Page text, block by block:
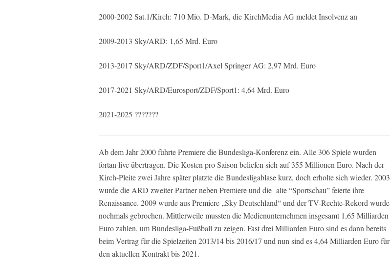
2000-2002 Sat.1/Kirch: 710 Mio. D-Mark, die KirchMedia AG meldet Insolvenz an
2009-2013 Sky/ARD: 1,65 Mrd. Euro
2013-2017 Sky/ARD/ZDF/Sport1/Axel Springer AG: 2,97 Mrd. Euro
2017-2021 Sky/ARD/Eurosport/ZDF/Sport1: 4,64 Mrd. Euro
2021-2025 ???????
Ab dem Jahr 2000 führte Premiere die Bundesliga-Konferenz ein. Alle 306 Spiele wurden
fortan live übertragen. Die Kosten pro Saison beliefen sich auf 355 Millionen Euro. Nach der
Kirch-Pleite zwei Jahre später platzte die Bundesligablase kurz, doch erholte sich wieder. 2003
wurde die ARD zweiter Partner neben Premiere und die alte “Sportschau” feierte ihre
Renaissance. 2009 wurde aus Premiere „Sky Deutschland“ und der TV-Rechte-Rekord wurde
nochmals gebrochen. Mittlerweile mussten die Medienunternehmen insgesamt 1,65 Milliarden
Euro zahlen, um Bundesliga-Fußball zu zeigen. Fast drei Milliarden Euro sind es dann bereits
beim Vertrag für die Spielzeiten 2013/14 bis 2016/17 und nun sind es 4,64 Milliarden Euro für
den aktuellen Kontrakt bis 2021.